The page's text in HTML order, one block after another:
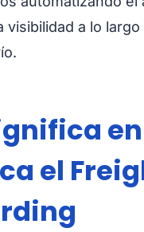
visibilidad a lo
el